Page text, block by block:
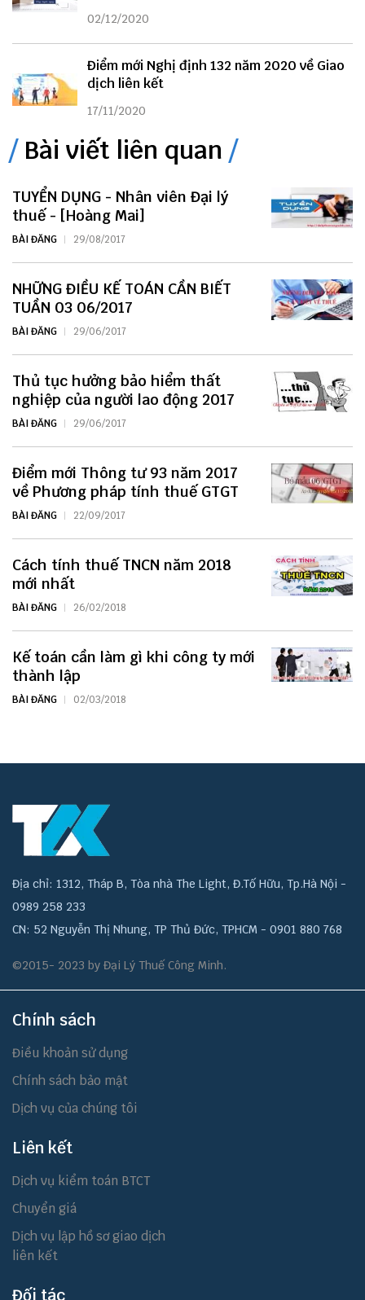
02/12/2020
Điểm mới Nghị định 132 năm 2020 về Giao
dịch liên kết
17/11/2020
Bài viết liên quan
TUYỂN DỤNG - Nhân viên Đại lý
thuế - [Hoàng Mai]
BÀI ĐĂNG 29/08/2017
NHỮNG ĐIỀU KẾ TOÁN CẦN BIẾT
TUẦN 03 06/2017
BÀI ĐĂNG 29/06/2017
Thủ tục hưởng bảo hiểm thất
nghiệp của người lao động 2017
BÀI ĐĂNG 29/06/2017
Điểm mới Thông tư 93 năm 2017
về Phương pháp tính thuế GTGT
BÀI ĐĂNG 22/09/2017
Cách tính thuế TNCN năm 2018
mới nhất
BÀI ĐĂNG 26/02/2018
Kế toán cần làm gì khi công ty mới
thành lập
BÀI ĐĂNG 02/03/2018
Địa chỉ: 1312, Tháp B, Tòa nhà The Light, Đ.Tố Hữu, Tp.Hà Nội -
0989 258 233
CN: 52 Nguyễn Thị Nhung, TP Thủ Đức, TPHCM - 0901 880 768
©2015- 2023 by Đại Lý Thuế Công Minh.
Chính sách
Điều khoản sử dụng
Chính sách bảo mật
Dịch vụ của chúng tôi
Liên kết
Dịch vụ kiểm toán BTCT
Chuyển giá
Dịch vụ lập hồ sơ giao dịch
liên kết
Đối tác